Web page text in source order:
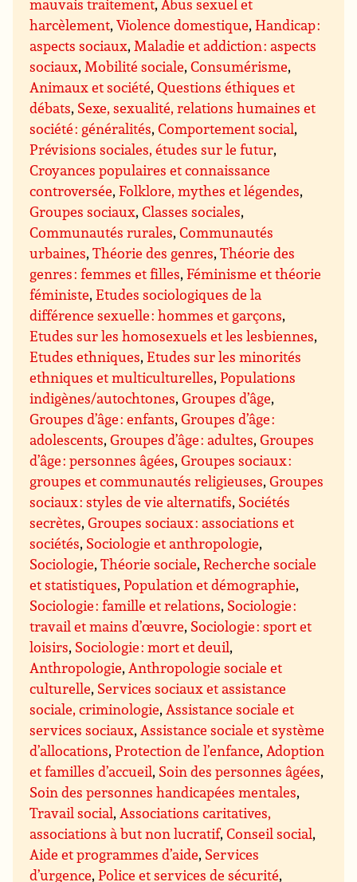
mauvais traitement,Abus sexuel et
harcèlement,Violence domestique,Handicap :
aspects sociaux,Maladie et addiction : aspects
sociaux,Mobilité sociale,Consumérisme,
Animaux et société,Questions éthiques et
débats, Sexe, sexualité, relations humaines et
société : généralités,Comportement social,
Prévisions sociales, études sur le futur,
Croyances populaires et connaissance
controversée,Folklore, mythes et légendes,
Groupes sociaux,Classes sociales,
Communautés rurales,Communautés
urbaines,Théorie des genres,Théorie des
genres : femmes et filles,Féminisme et théorie
féministe,Etudes sociologiques de la
différence sexuelle : hommes et garçons,
Etudes sur les homosexuels et les lesbiennes,
Etudes ethniques,Etudes sur les minorités
ethniques et multiculturelles,Populations
indigènes/autochtones,Groupes d’âge,
Groupes d’âge : enfants,Groupes d’âge :
adolescents,Groupes d’âge : adultes,Groupes
d’âge : personnes âgées,Groupes sociaux :
groupes et communautés religieuses,Groupes
sociaux : styles de vie alternatifs, Sociétés
secrètes,Groupes sociaux : associations et
sociétés, Sociologie et anthropologie,
Sociologie,Théorie sociale,Recherche sociale
et statistiques,Population et démographie,
Sociologie : famille et relations, Sociologie :
travail et mains d’œuvre, Sociologie : sport et
loisirs, Sociologie : mort et deuil,
Anthropologie,Anthropologie sociale et
culturelle, Services sociaux et assistance
sociale, criminologie,Assistance sociale et
services sociaux,Assistance sociale et système
d’allocations,Protection de l’enfance,Adoption
et familles d’accueil, Soin des personnes âgées,
Soin des personnes handicapées mentales,
Travail social,Associations caritatives,
associations à but non lucratif,Conseil social,
Aide et programmes d’aide, Services
d’urgence,Police et services de sécurité,